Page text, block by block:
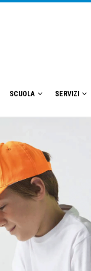
SCUOLA SERVIZI